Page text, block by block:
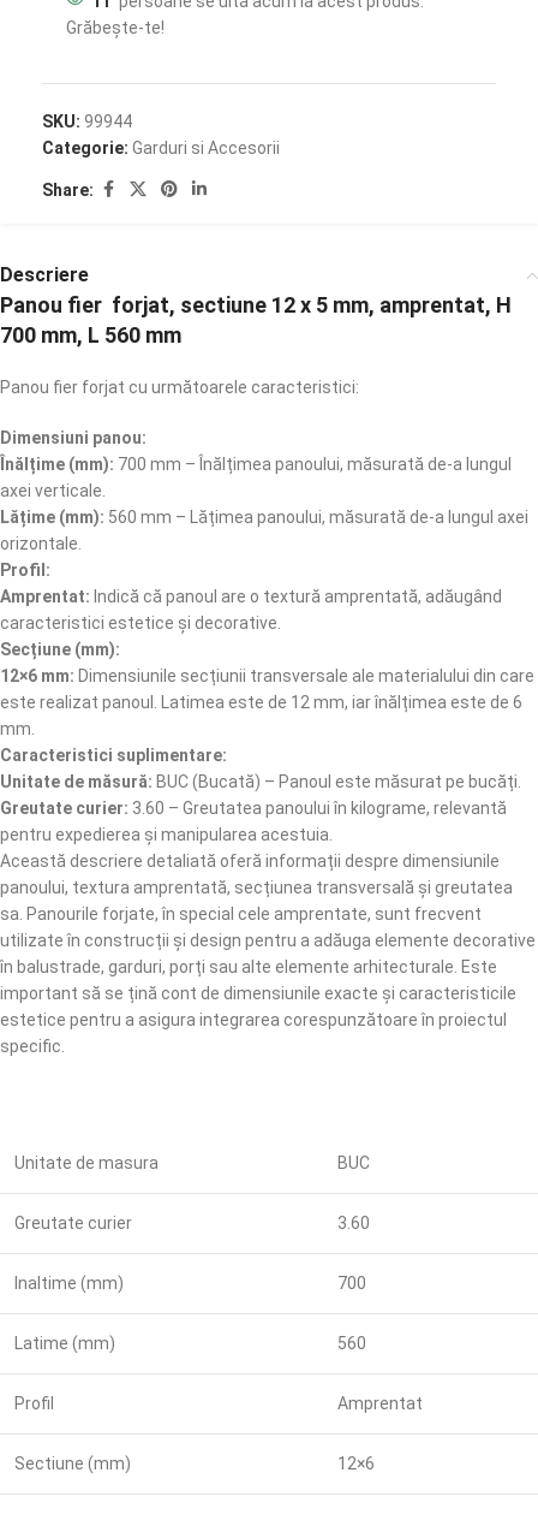
Grăbește-te!
SKU: 99944
Categorie: Garduri si Accesorii
Share:
Descriere
Panou fier forjat, sectiune 12 x 5 mm, amprentat, H
700 mm, L 560 mm
Panou fier forjat cu următoarele caracteristici:
Dimensiuni panou:
Înălțime (mm): 700 mm – Înălțimea panoului, măsurată de-a lungul
axei verticale.
Lățime (mm): 560 mm – Lățimea panoului, măsurată de-a lungul axei
orizontale.
Profil:
Amprentat: Indică că panoul are o textură amprentată, adăugând
caracteristici estetice și decorative.
Secțiune (mm):
12×6 mm: Dimensiunile secțiunii transversale ale materialului din care
este realizat panoul. Latimea este de 12 mm, iar înălțimea este de 6
mm.
Caracteristici suplimentare:
Unitate de măsură: BUC (Bucată) – Panoul este măsurat pe bucăți.
Greutate curier: 3.60 – Greutatea panoului în kilograme, relevantă
pentru expedierea și manipularea acestuia.
Această descriere detaliată oferă informații despre dimensiunile
panoului, textura amprentată, secțiunea transversală și greutatea
sa. Panourile forjate, în special cele amprentate, sunt frecvent
utilizate în construcții și design pentru a adăuga elemente decorative
în balustrade, garduri, porți sau alte elemente arhitecturale. Este
important să se țină cont de dimensiunile exacte și caracteristicile
estetice pentru a asigura integrarea corespunzătoare în proiectul
specific.
Unitate de masura BUC
Greutate curier 3.60
Inaltime (mm) 700
Latime (mm) 560
Profil Amprentat
Sectiune (mm) 12×6